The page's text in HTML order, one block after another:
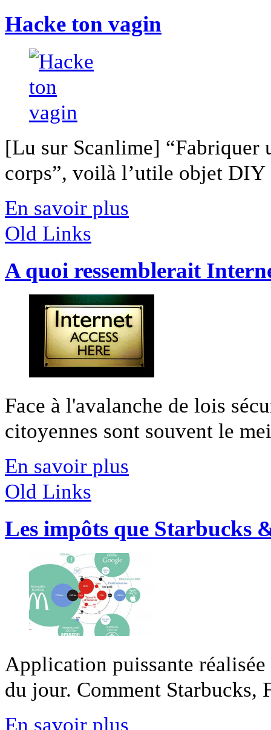
Hacke ton vagin
[Lu sur Scanlime] “Fabriquer
corps”, voilà l’utile objet
En savoir plus
Old Links
A quoi ressemblerait
Face à l'avalanche de lois
citoyennes sont souvent le
En savoir plus
Old Links
Les impôts que Starbucks
Application puissante
du jour. Comment Starbucks,
En savoir plus